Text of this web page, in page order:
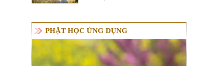
PHẬT HỌC ỨNG DỤNG